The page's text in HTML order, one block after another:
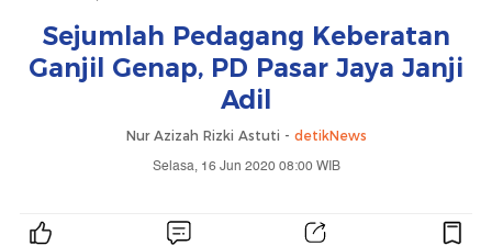
Sejumlah Pedagang Keberatan
Ganjil Genap, PD Pasar Jaya Janji
Adil
Nur Azizah Rizki Astuti - detikNews
Selasa, 16 Jun 2020 08:00 WIB